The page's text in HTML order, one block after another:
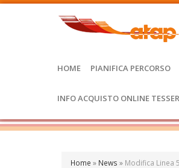
HOME PIANIFICA PERCORSO
INFO ACQUISTO ONLINE
Home » News » Modifica Linea